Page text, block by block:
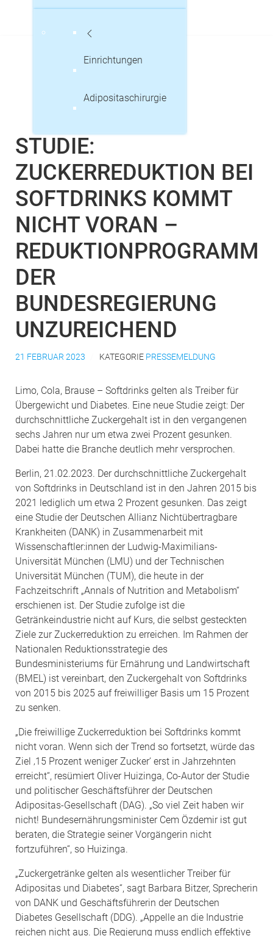
Einrichtungen
Adipositaschirurgie
STUDIE:
ZUCKERREDUKTION BEI
SOFTDRINKS KOMMT
NICHT VORAN –
REDUKTIONPROGRAMM
DER
BUNDESREGIERUNG
UNZUREICHEND
21 FEBRUAR 2023 KATEGORIE PRESSEMELDUNG
Limo, Cola, Brause – Softdrinks gelten als Treiber für
Übergewicht und Diabetes. Eine neue Studie zeigt: Der
durchschnittliche Zuckergehalt ist in den vergangenen
sechs Jahren nur um etwa zwei Prozent gesunken.
Dabei hatte die Branche deutlich mehr versprochen.
Berlin, 21.02.2023. Der durchschnittliche Zuckergehalt
von Softdrinks in Deutschland ist in den Jahren 2015 bis
2021 lediglich um etwa 2 Prozent gesunken. Das zeigt
eine Studie der Deutschen Allianz Nichtübertragbare
Krankheiten (DANK) in Zusammenarbeit mit
Wissenschaftler:innen der Ludwig-Maximilians-
Universität München (LMU) und der Technischen
Universität München (TUM), die heute in der
Fachzeitschrift „Annals of Nutrition and Metabolism“
erschienen ist. Der Studie zufolge ist die
Getränkeindustrie nicht auf Kurs, die selbst gesteckten
Ziele zur Zuckerreduktion zu erreichen. Im Rahmen der
Nationalen Reduktionsstrategie des
Bundesministeriums für Ernährung und Landwirtschaft
(BMEL) ist vereinbart, den Zuckergehalt von Softdrinks
von 2015 bis 2025 auf freiwilliger Basis um 15 Prozent
zu senken.
„Die freiwillige Zuckerreduktion bei Softdrinks kommt
nicht voran. Wenn sich der Trend so fortsetzt, würde das
Ziel ‚15 Prozent weniger Zucker‘ erst in Jahrzehnten
erreicht“, resümiert Oliver Huizinga, Co-Autor der Studie
und politischer Geschäftsführer der Deutschen
Adipositas-Gesellschaft (DAG). „So viel Zeit haben wir
nicht! Bundesernährungsminister Cem Özdemir ist gut
beraten, die Strategie seiner Vorgängerin nicht
fortzuführen“, so Huizinga.
„Zuckergetränke gelten als wesentlicher Treiber für
Adipositas und Diabetes“, sagt Barbara Bitzer, Sprecherin
von DANK und Geschäftsführerin der Deutschen
Diabetes Gesellschaft (DDG). „Appelle an die Industrie
reichen nicht aus. Die Regierung muss endlich effektive